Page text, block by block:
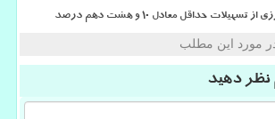
حداقل معادل ۱۰ و هشت دهم درصد
مورد این مطلب
نظر دهید